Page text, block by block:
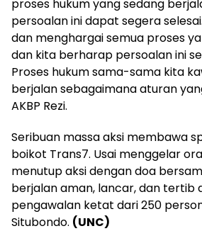
proses hukum yang sedang
persoalan ini dapat segera
dan menghargai semua proses
dan kita berharap persoalan ini
Proses hukum sama-sama kita
berjalan sebagaimana aturan
AKBP Rezi.
Seribuan massa aksi membawa
boikot Trans7. Usai menggelar
menutup aksi dengan doa
berjalan aman, lancar, dan tertib
pengawalan ketat dari 250
Situbondo. (UNC)